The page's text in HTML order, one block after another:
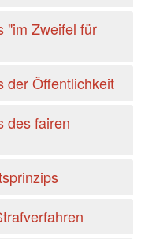
"im Zweifel für
der Öffentlichkeit
des fairen